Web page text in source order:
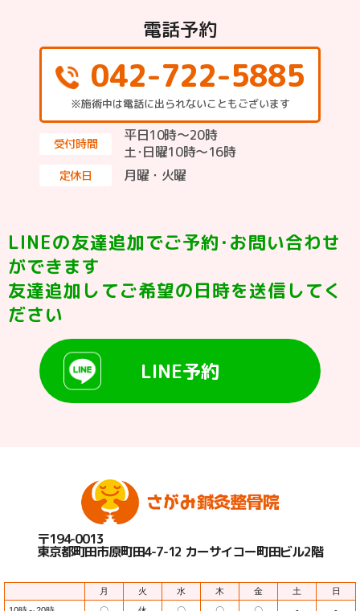
電話予約
042-722-5885
※施術中は電話に出られないこともございます
受付時間
平日10時～20時
土･日曜10時〜16時
定休日 月曜・火曜
LINEの友達追加でご予約･お問い合わせ
ができます
友達追加してご希望の日時を送信してく
ださい
LINE予約
〒194-0013
東京都町田市原町田4-7-12 カーサイコー町田ビル2階
月 火 水 木 金 土
日